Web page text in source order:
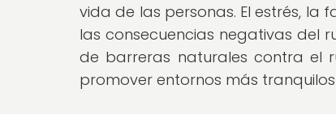
vida de las personas. El estrés,
las consecuencias negativas del
de barreras naturales contra el
promover entornos más